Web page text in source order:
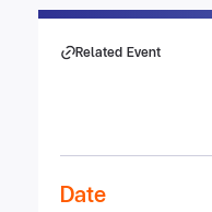
Related Event
Date